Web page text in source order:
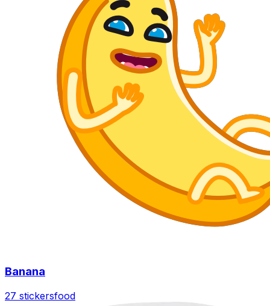
Banana
27 stickersfood